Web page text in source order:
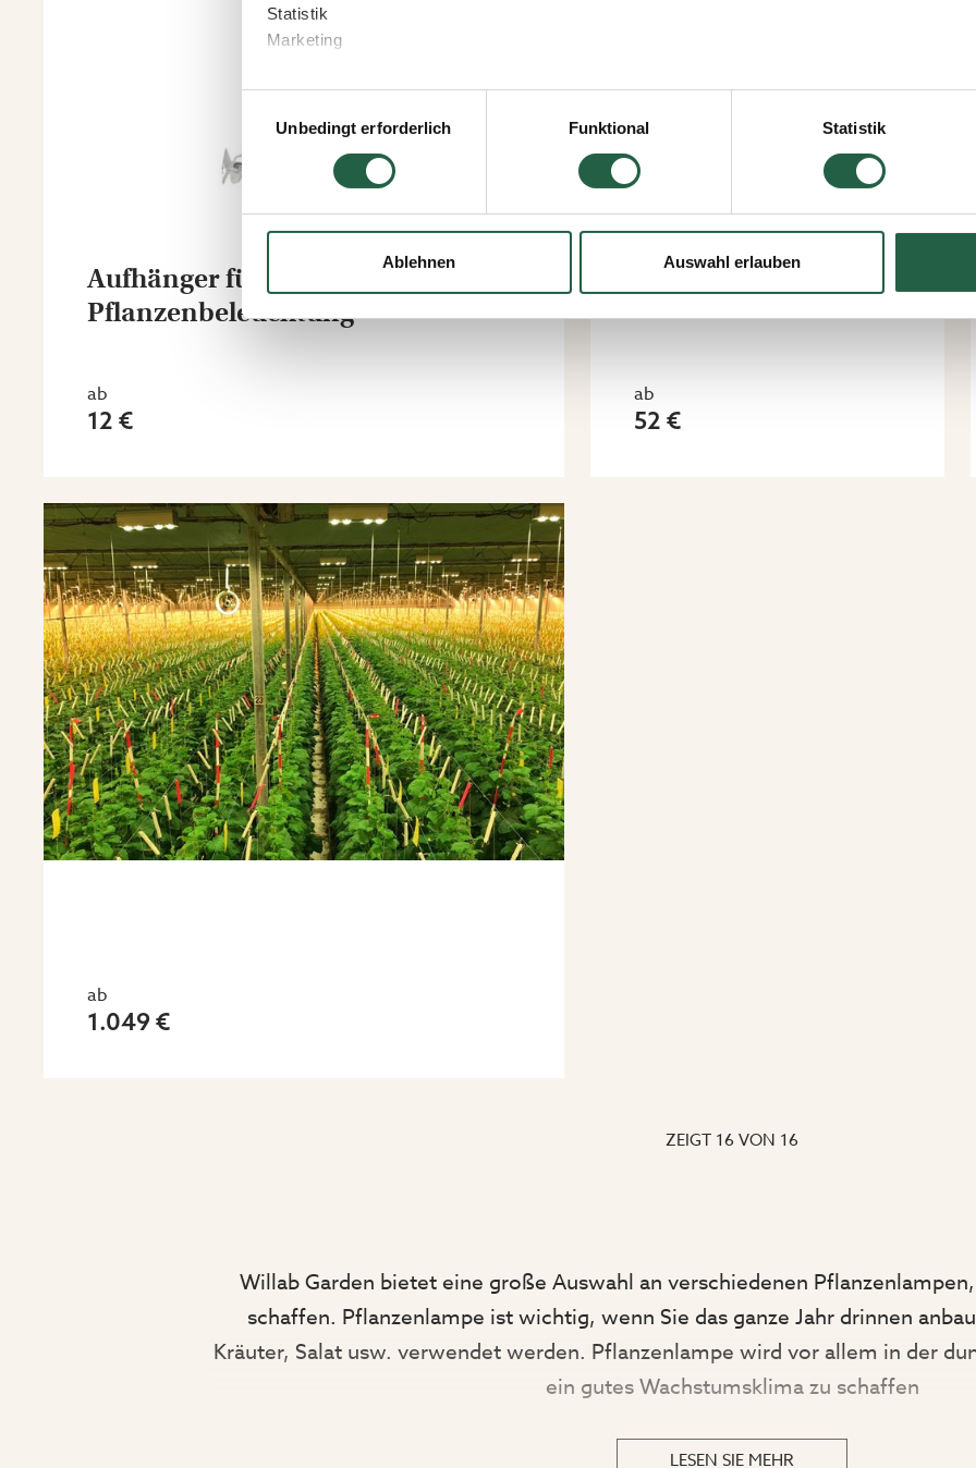
Statistik
Marketing
Wenn Sie auf „Akzeptieren“ klicken, erteilen Sie Ihre Einwilligung für alle diese Zwecke. Sie
welchen Zwecken Sie zustimmen, indem Sie das Kästchen neben dem Zweck anklicken und
​Datenschutzerklärung von Google
Unbedingt erforderlich
Funktional Statistik
Ablehnen Auswahl erlauben
Aufhänger für
Pflanzenbeleuchtung
ab
12 €
Pflanzenarmatur für
ab
52 €
ab
1.049 €
ZEIGT 16 VON 16
Willab Garden bietet eine große Auswahl an verschiedenen
schaffen. Pflanzenlampe ist wichtig, wenn Sie das ganze Jahr drinnen
Kräuter, Salat usw. verwendet werden. Pflanzenlampe wird vor allem in der
ein gutes Wachstumsklima zu schaffen
.WIE UNTERSCHEIDEN SICH VERSCHIEDENE ARTEN VON
LESEN SIE MEHR